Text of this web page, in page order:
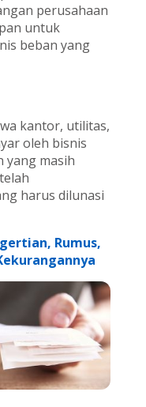
perusahaan
untuk
beban yang
kantor, utilitas,
oleh bisnis
yang masih
harus dilunasi
Rumus,